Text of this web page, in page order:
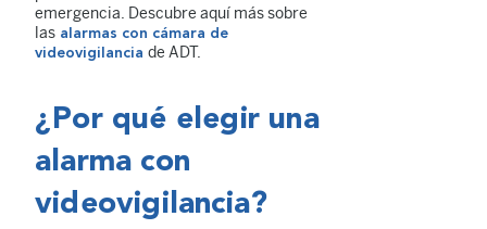
emergencia. Descubre aquí más sobre
las alarmas con cámara de
videovigilancia de ADT.
¿Por qué elegir una
alarma con
videovigilancia?